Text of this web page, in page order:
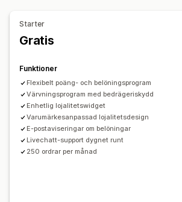
Värdecheck
Gratisprodukter
Tidsbegränsade erbjudanden
Anpassade rabatter
Rabatthantering
Import och export Anpassad kod
Utlösare och regler Kombinerade rabatter
Automatiseringar
Segmentering
Rapportering Analysverktyg
Starter
Gratis
Funktioner
Flexibelt poäng- och belöningsprogram
Värvningsprogram med bedrägeriskydd
Enhetlig lojalitetswidget
Varumärkesanpassad lojalitetsdesign
E-postaviseringar om belöningar
Livechatt-support dygnet runt
250 ordrar per månad